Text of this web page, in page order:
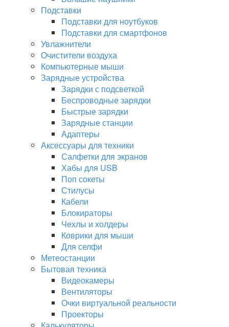
Подставки
Подставки для ноутбуков
Подставки для смартфонов
Увлажнители
Очистители воздуха
Компьютерные мыши
Зарядные устройства
Зарядки с подсветкой
Беспроводные зарядки
Быстрые зарядки
Зарядные станции
Адаптеры
Аксессуары для техники
Салфетки для экранов
Хабы для USB
Поп сокеты
Стилусы
Кабели
Блокираторы
Чехлы и холдеры
Коврики для мыши
Для селфи
Метеостанции
Бытовая техника
Видеокамеры
Вентиляторы
Очки виртуальной реальности
Проекторы